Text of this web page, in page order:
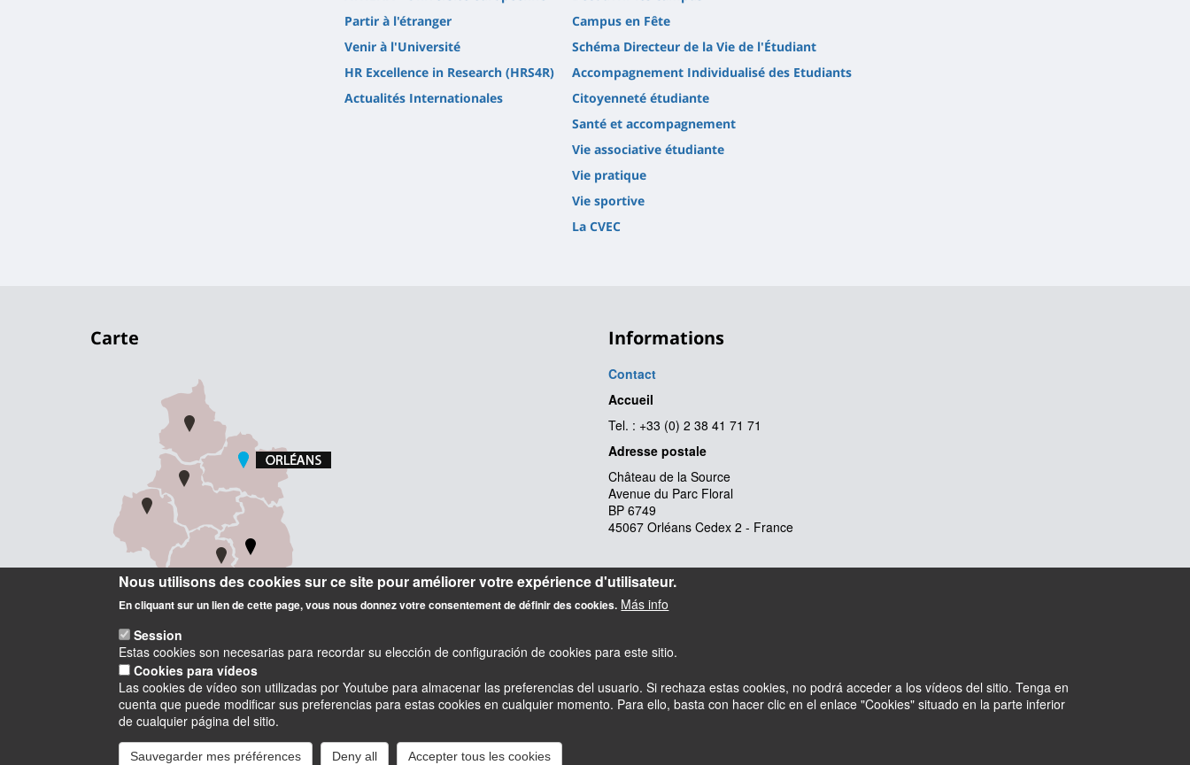
Partir à l'étranger
Venir à l'Université
HR Excellence in Research (HRS4R)
Actualités Internationales
Campus en Fête
Schéma Directeur de la Vie de l'Étudiant
Accompagnement Individualisé des Etudiants
Citoyenneté étudiante
Santé et accompagnement
Vie associative étudiante
Vie pratique
Vie sportive
La CVEC
Carte Informations
Contact
Accueil
Tel. : +33 (0) 2 38 41 71 71
Adresse postale
Château de la Source
Avenue du Parc Floral
BP 6749
45067 Orléans Cedex 2 - France
InstagramLinkedInYoutubeTikTokFacebookBluesky Accessibilité : partiellement conforme Cookies
Intranet
Nous utilisons des cookies sur ce site pour améliorer votre expérience d'utilisateur.
En cliquant sur un lien de cette page, vous nous donnez votre consentement de définir des cookies. Más info
Session
Estas cookies son necesarias para recordar su elección de configuración de cookies para este sitio.
Cookies para vídeos
Las cookies de vídeo son utilizadas por Youtube para almacenar las preferencias del usuario. Si rechaza estas cookies, no podrá acceder a los vídeos del sitio. Tenga en
cuenta que puede modificar sus preferencias para estas cookies en cualquier momento. Para ello, basta con hacer clic en el enlace "Cookies" situado en la parte inferior
de cualquier página del sitio.
Sauvegarder mes préférences Deny all Accepter tous les cookies